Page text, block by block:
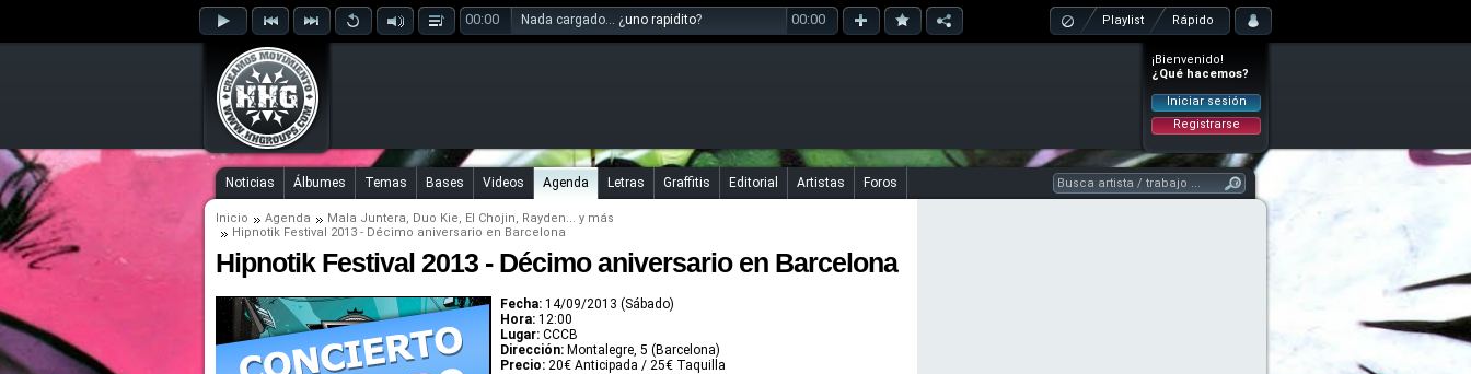
00:00 Nada cargado... ¿uno rapidito? 00:00 Playlist Rápido
¡Bienvenido!
¿Qué hacemos?
Iniciar sesión
Registrarse
Noticias Álbumes Temas Bases Videos Agenda Letras Graffitis Editorial Artistas Foros
Inicio Agenda Mala Juntera, Duo Kie, El Chojin, Rayden... y más
Hipnotik Festival 2013 - Décimo aniversario en Barcelona
Hipnotik Festival 2013 - Décimo aniversario en Barcelona
Fecha: 14/09/2013 (Sábado)
Hora: 12:00
Lugar: CCCB
Dirección: Montalegre, 5 (Barcelona)
Precio: 20€ Anticipada / 25€ Taquilla